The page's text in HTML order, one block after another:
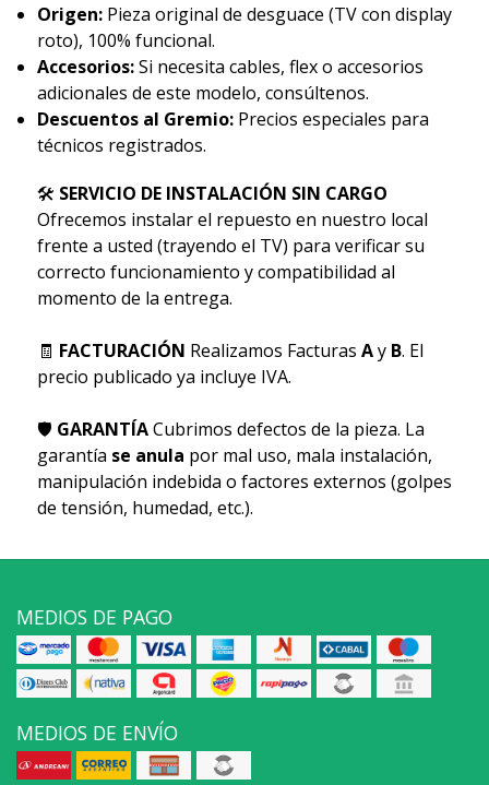
Origen:Pieza original de desguace (TV con display
roto), 100% funcional.
Accesorios:Si necesita cables, flex o accesorios
adicionales de este modelo, consúltenos.
Descuentos al Gremio:Precios especiales para
técnicos registrados.
🛠 SERVICIO DE INSTALACIÓN SIN CARGO
Ofrecemos instalar el repuesto en nuestro local
frente a usted (trayendo el TV) para verificar su
correcto funcionamiento y compatibilidad al
momento de la entrega.
🧾 FACTURACIÓN Realizamos Facturas Ay B. El
precio publicado ya incluye IVA.
🛡 GARANTÍACubrimos defectos de la pieza. La
garantía se anula por mal uso, mala instalación,
manipulación indebida o factores externos (golpes
de tensión, humedad, etc.).
MEDIOS DE PAGO
MEDIOS DE ENVÍO